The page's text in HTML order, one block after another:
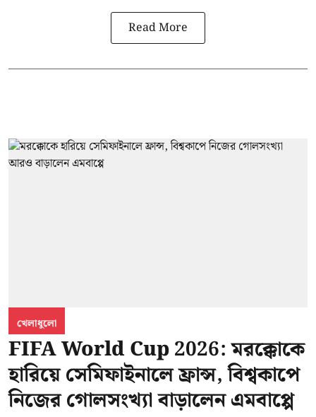
Read More
খেলাধুলো
FIFA World Cup 2026: মরক্কোকে
হারিয়ে সেমিফাইনালে ফ্রান্স, বিশ্বকাপে
নিজের গোলসংখ্যা বাড়ালেন এমবাপ্পে